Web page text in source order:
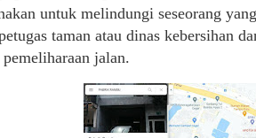
untuk melindungi seseorang
taman atau dinas kebersihan
pemeliharaan jalan.